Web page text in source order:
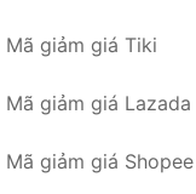
Mã giảm giá Tiki
Mã giảm giá Lazada
Mã giảm giá Shopee